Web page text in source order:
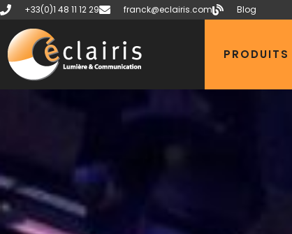
+33(0)1 48 11 12 29 franck@eclairis.com Blog
PRODUITS